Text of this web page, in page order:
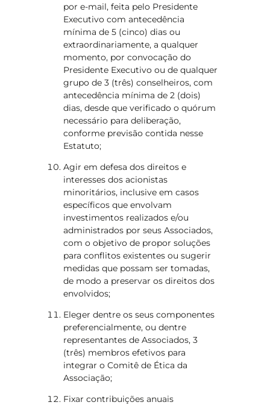
por e-mail, feita pelo Presidente
Executivo com antecedência
mínima de 5 (cinco) dias ou
extraordinariamente, a qualquer
momento, por convocação do
Presidente Executivo ou de qualquer
grupo de 3 (três) conselheiros, com
antecedência mínima de 2 (dois)
dias, desde que verificado o quórum
necessário para deliberação,
conforme previsão contida nesse
Estatuto;
Agir em defesa dos direitos e
interesses dos acionistas
minoritários, inclusive em casos
específicos que envolvam
investimentos realizados e/ou
administrados por seus Associados,
com o objetivo de propor soluções
para conflitos existentes ou sugerir
medidas que possam ser tomadas,
de modo a preservar os direitos dos
envolvidos;
Eleger dentre os seus componentes
preferencialmente, ou dentre
representantes de Associados, 3
(três) membros efetivos para
integrar o Comitê de Ética da
Associação;
Fixar contribuições anuais